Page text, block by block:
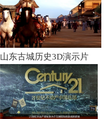
山东古城历史3D演示片